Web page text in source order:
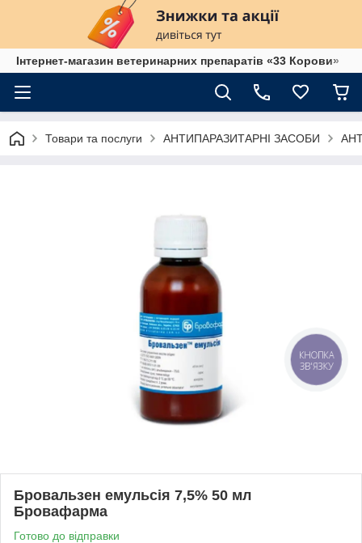
Інтернет-магазин ветеринарних препаратів «33 Корови»
Товари та послуги АНТИПАРАЗИТАРНІ ЗАСОБИ
Бровальзен емульсія 7,5% 50 мл
Бровафарма
Готово до відправки
КНОПКА
ЗВ'ЯЗКУ